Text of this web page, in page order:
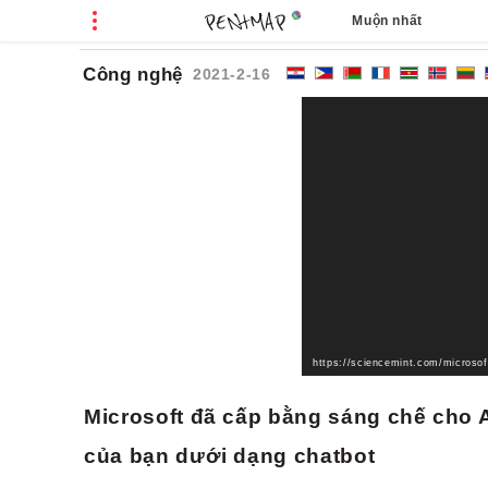
Muộn nhất
Công nghệ 2021-2-16
Microsoft đã cấp bằng sáng chế
của bạn dưới dạng chatbot